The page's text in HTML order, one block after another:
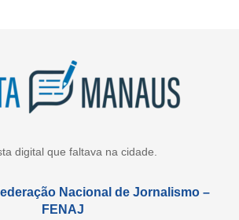
digital que faltava na cidade.
Nacional de Jornalismo –
FENAJ